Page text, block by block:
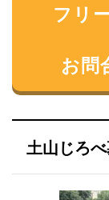
フリ
お問
土山じろ